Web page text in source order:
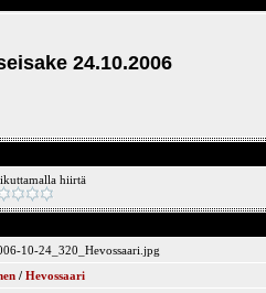
24.10.2006
hiirtä
10-24_320_Hevossaari.jpg
/ Hevossaari